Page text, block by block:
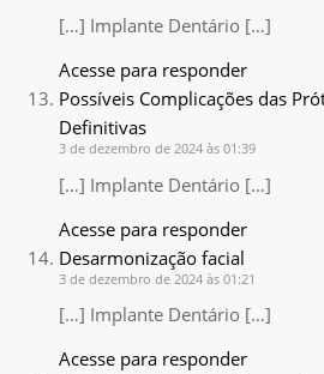
[…] Implante Dentário […]
Acesse para responder
Possíveis Complicações das
Definitivas
3 de dezembro de 2024 às 01:39
[…] Implante Dentário […]
Acesse para responder
Desarmonização facial
3 de dezembro de 2024 às 01:21
[…] Implante Dentário […]
Acesse para responder